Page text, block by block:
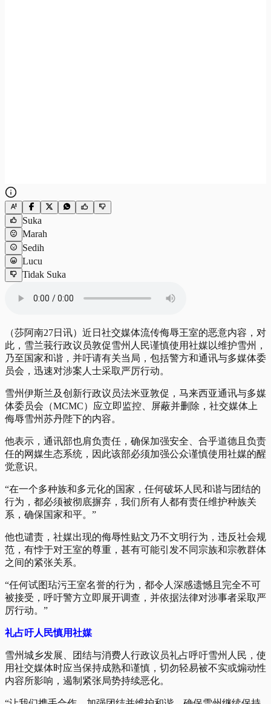
Suka
Marah
Sedih
Lucu
Tidak Suka
（莎阿南27日讯）近日社交媒体流传侮辱王室的恶意内容，对
此，雪兰莪行政议员敦促雪州人民谨慎使用社媒以维护雪州，
乃至国家和谐，并吁请有关当局，包括警方和通讯与多媒体委
员会，迅速对涉案人士采取严厉行动。
雪州伊斯兰及创新行政议员法米亚敦促，马来西亚通讯与多媒
体委员会（MCMC）应立即监控、屏蔽并删除，社交媒体上
侮辱雪州苏丹陛下的内容。
他表示，通讯部也肩负责任，确保加强安全、合乎道德且负责
任的网媒生态系统，因此该部必须加强公众谨慎使用社媒的醒
觉意识。
“在一个多种族和多元化的国家，任何破坏人民和谐与团结的
行为，都必须被彻底摒弃，我们所有人都有责任维护种族关
系，确保国家和平。”
他也谴责，社媒出现的侮辱性贴文乃不文明行为，违反社会规
范，有悖于对王室的尊重，甚有可能引发不同宗族和宗教群体
之间的紧张关系。
“任何试图玷污王室名誉的行为，都令人深感遗憾且完全不可
被接受，呼吁警方立即展开调查，并依据法律对涉事者采取严
厉行动。”
礼占吁人民慎用社媒
雪州城乡发展、团结与消费人行政议员礼占呼吁雪州人民，使
用社交媒体时应当保持成熟和谨慎，切勿轻易被不实或煽动性
内容所影响，遏制紧张局势持续恶化。